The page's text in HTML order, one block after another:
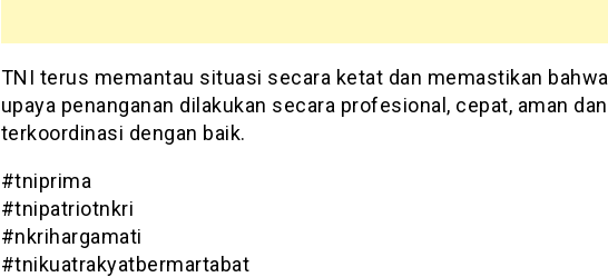
TNI terus memantau situasi secara ketat dan memastikan bahwa
upaya penanganan dilakukan secara profesional, cepat, aman dan
terkoordinasi dengan baik.
#tniprima
#tnipatriotnkri
#nkrihargamati
#tnikuatrakyatbermartabat